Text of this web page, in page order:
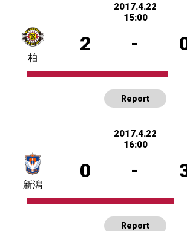
2017.4.22
15:00
2 -
柏
Report
2017.4.22
16:00
0 -
新潟
Report